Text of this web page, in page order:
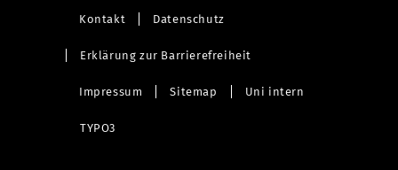
Kontakt Datenschutz
Erklärung zur Barrierefreiheit
Impressum Sitemap Uni intern
TYPO3